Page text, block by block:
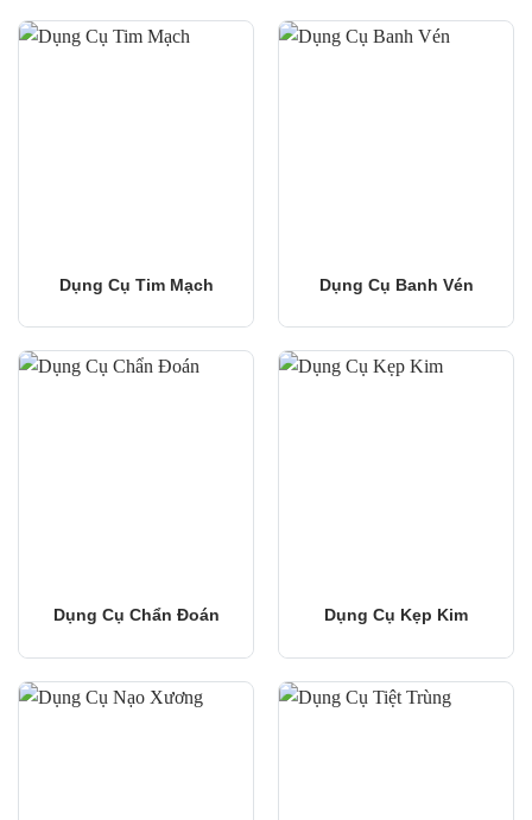
Dụng Cụ Tim Mạch Dụng Cụ Banh Vén
Dụng Cụ Chẩn Đoán Dụng Cụ Kẹp Kim